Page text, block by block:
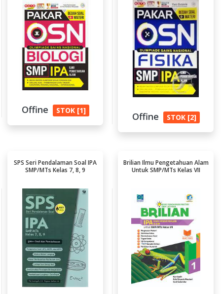
Offine STOK [1]
Offine STOK [2]
SPS Seri Pendalaman Soal IPA
SMP/MTs Kelas 7, 8, 9
Brilian Ilmu Pengetahuan Alam
Untuk SMP/MTs Kelas VII